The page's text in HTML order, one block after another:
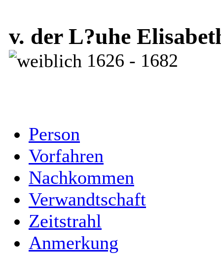
v. der L?uhe
1626 - 1682
Person
Vorfahren
Nachkommen
Verwandtschaft
Zeitstrahl
Anmerkung